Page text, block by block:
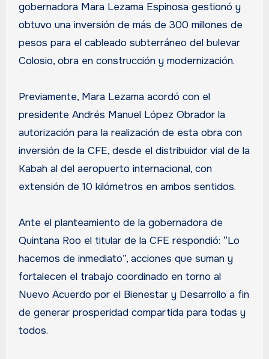
gobernadora Mara Lezama Espinosa gestionó y
obtuvo una inversión de más de 300 millones de
pesos para el cableado subterráneo del bulevar
Colosio, obra en construcción y modernización.
Previamente, Mara Lezama acordó con el
presidente Andrés Manuel López Obrador la
autorización para la realización de esta obra con
inversión de la CFE, desde el distribuidor vial de la
Kabah al del aeropuerto internacional, con
extensión de 10 kilómetros en ambos sentidos.
Ante el planteamiento de la gobernadora de
Quintana Roo el titular de la CFE respondió: “Lo
hacemos de inmediato”, acciones que suman y
fortalecen el trabajo coordinado en torno al
Nuevo Acuerdo por el Bienestar y Desarrollo a fin
de generar prosperidad compartida para todas y
todos.